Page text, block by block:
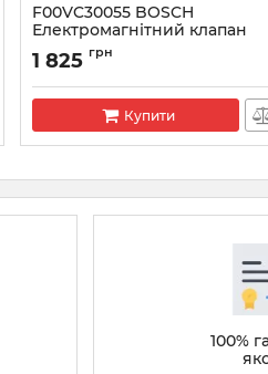
F00VC30055 BOSCH
Електромагнітний клапан
форсунки CR
Артикул:
1 825 грн
Купити
100%